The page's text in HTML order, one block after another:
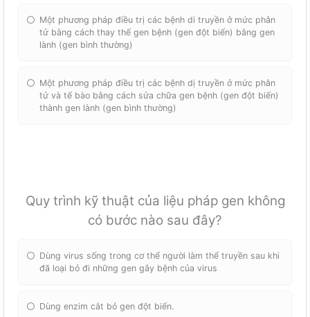
Một phương pháp điều trị các bệnh di truyền ở mức phân
tử bằng cách thay thế gen bệnh (gen đột biến) bằng gen
lành (gen bình thường)
Một phương pháp điều trị các bệnh dị truyền ở mức phân
tử và tế bào bằng cách sửa chữa gen bệnh (gen đột biến)
thành gen lành (gen bình thường)
Quy trình kỹ thuật của liệu pháp gen không
có bước nào sau đây?
Dùng virus sống trong cơ thể người làm thể truyền sau khi
đã loại bỏ đi những gen gây bệnh của virus
Dùng enzim cắt bỏ gen đột biến.